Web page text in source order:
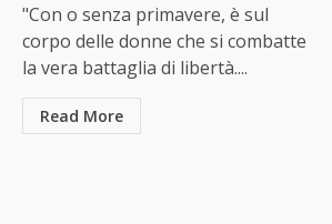
"Con o senza primavere, è sul
corpo delle donne che si combatte
la vera battaglia di libertà....
Read More